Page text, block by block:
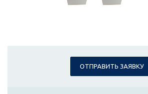
ОТПРАВИТЬ ЗАЯВКУ